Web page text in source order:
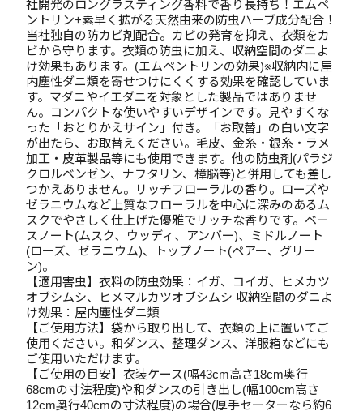
社開発のロングラスティング香料で香り長持ち！エムペ
ントリン+素早く拡がる天然由来の防虫ハーブ成分配合！
当社独自の防カビ剤配合。カビの発育を抑え、衣類をカ
ビから守ります。衣類の防虫に加え、収納空間のダニよ
け効果もあります。(エムペントリンの効果)※収納内に屋
内塵性ダニ類を寄せつけにくくする効果を確認していま
す。マダニやイエダニを対象とした製品ではありませ
ん。コンパクトな使いやすいデザインです。見やすくな
った「おとりかえサイン」付き。「お取替」の白い文字
が出たら、お取替えください。毛皮、金糸・銀糸・ラメ
加工・皮革製品等にも使用できます。他の防虫剤(パラジ
クロルベンゼン、ナフタリン、樟脳等)と併用しても差し
つかえありません。リッチフローラルの香り。ローズや
ゼラニウムなど上質なフローラルを中心に深みのあるム
スクでやさしく仕上げた優雅でリッチな香りです。ベー
スノート(ムスク、ウッディ、アンバー)、ミドルノート
(ローズ、ゼラニウム)、トップノート(ペアー、グリー
ン)。
【適用害虫】衣料の防虫効果：イガ、コイガ、ヒメカツ
オブシムシ、ヒメマルカツオブシムシ 収納空間のダニよ
け効果：屋内塵性ダニ類
【ご使用方法】袋から取り出して、衣類の上に置いてご
使用ください。和ダンス、整理ダンス、洋服箱などにも
ご使用いただけます。
【ご使用の目安】衣装ケース(幅43cm高さ18cm奥行
68cmの寸法程度)や和ダンスの引き出し(幅100cm高さ
12cm奥行40cmの寸法程度)の場合(厚手セーターなら約6